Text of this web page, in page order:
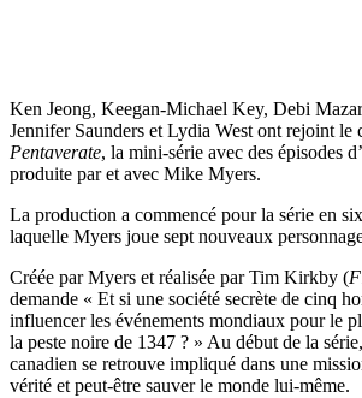
Ken Jeong, Keegan-Michael Key, Debi
Jennifer Saunders et Lydia West ont rejoint le
Pentaverate, la mini-série avec des épisodes
produite par et avec Mike Myers.
La production a commencé pour la série en
laquelle Myers joue sept nouveaux
Créée par Myers et réalisée par Tim Kirkby (
demande « Et si une société secrète de cinq
influencer les événements mondiaux pour le
la peste noire de 1347 ? » Au début de la
canadien se retrouve impliqué dans une
vérité et peut-être sauver le monde lui-même.